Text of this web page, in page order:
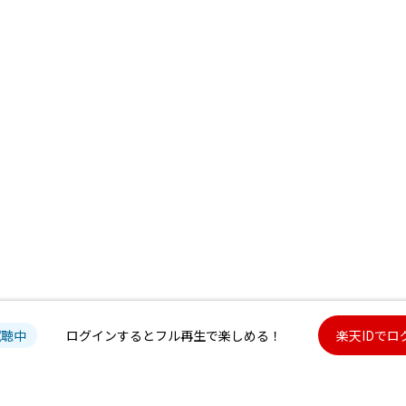
中 ログインするとフル再生で楽しめる！ 楽天IDでロ